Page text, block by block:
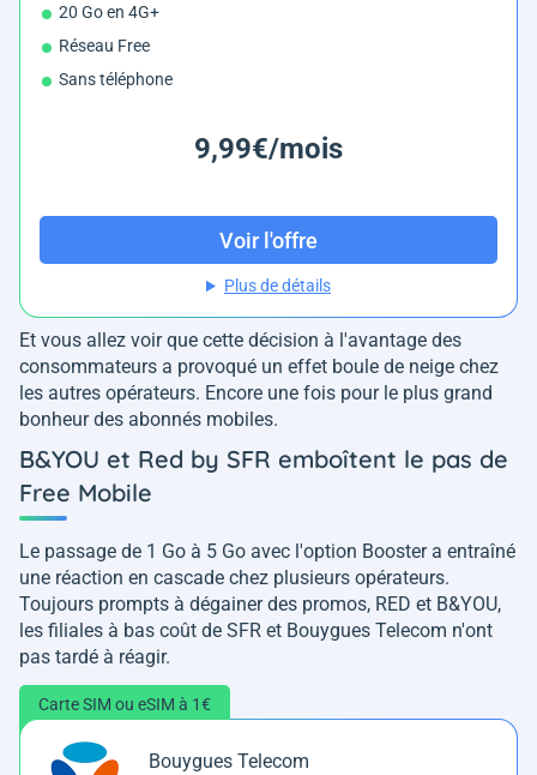
20 Go en 4G+
Réseau Free
Sans téléphone
9,99€/mois
Voir l'offre
Plus de détails
Et vous allez voir que cette décision à l'avantage des
consommateurs a provoqué un effet boule de neige chez
les autres opérateurs. Encore une fois pour le plus grand
bonheur des abonnés mobiles.
B&YOU et Red by SFR emboîtent le pas de
Free Mobile
Le passage de 1 Go à 5 Go avec l'option Booster a entraîné
une réaction en cascade chez plusieurs opérateurs.
Toujours prompts à dégainer des promos, RED et B&YOU,
les filiales à bas coût de SFR et Bouygues Telecom n'ont
pas tardé à réagir.
Carte SIM ou eSIM à 1€
Bouygues Telecom